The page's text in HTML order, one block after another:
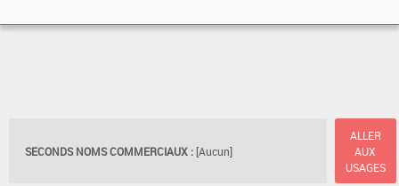
SECONDS NOMS COMMERCIAUX : [Aucun]
ALLER
AUX
USAGES